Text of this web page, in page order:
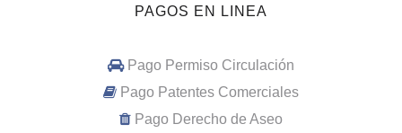
PAGOS EN LINEA
Pago Permiso Circulación
Pago Patentes Comerciales
Pago Derecho de Aseo